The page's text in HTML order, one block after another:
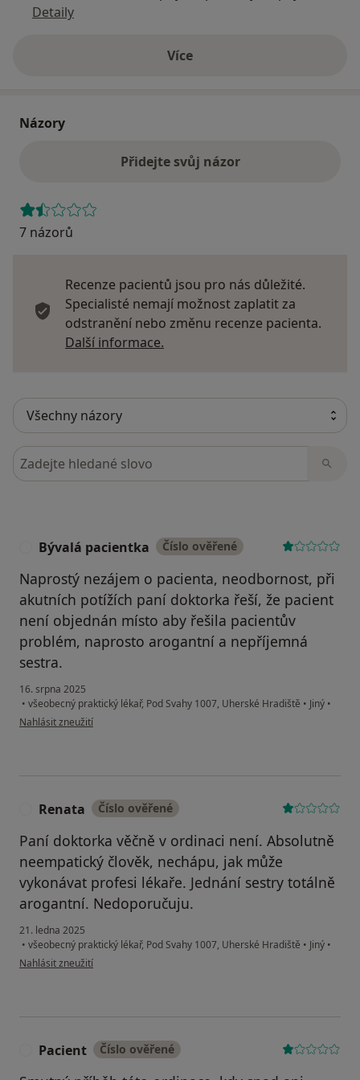
Detaily
Víceo adrese
Názory
Přidejte svůj názor
7 názorů
Recenze pacientů jsou pro nás důležité.
Specialisté nemají možnost zaplatit za
odstranění nebo změnu recenze pacienta.
Další informace.
Hledejte v názorech
Bývalá pacientka Číslo ověřené
Naprostý nezájem o pacienta, neodbornost, při
akutních potížích paní doktorka řeší, že pacient
není objednán místo aby řešila pacientův
problém, naprosto arogantní a nepříjemná
sestra.
16. srpna 2025
• všeobecný praktický lékař, Pod Svahy 1007, Uherské Hradiště • Jiný •
podle názoru uživatele Bývalá pacientka
Nahlásit zneužití
Renata Číslo ověřené
Paní doktorka věčně v ordinaci není. Absolutně
neempatický člověk, nechápu, jak může
vykonávat profesi lékaře. Jednání sestry totálně
arogantní. Nedoporučuju.
21. ledna 2025
• všeobecný praktický lékař, Pod Svahy 1007, Uherské Hradiště • Jiný •
podle názoru uživatele Renata
Nahlásit zneužití
Pacient Číslo ověřené